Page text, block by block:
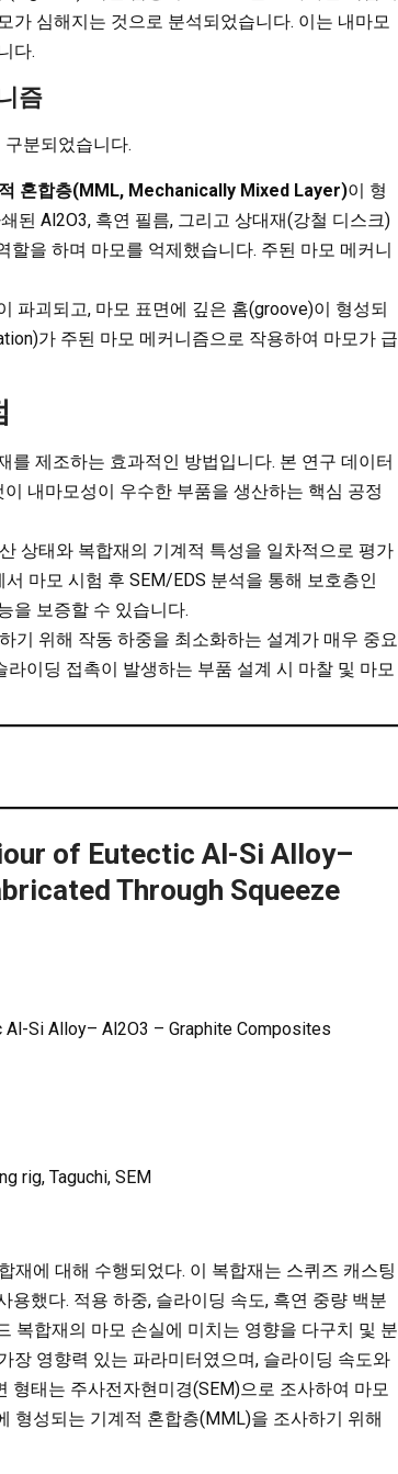
가 심해지는 것으로 분석되었습니다. 이는 내마모
다.
즘
분되었습니다.
혼합층(MML, Mechanically Mixed Layer)이 형
된 Al2O3, 흑연 필름, 그리고 상대재(강철 디스크)
을 하며 마모를 억제했습니다. 주된 마모 메커니
파괴되고, 마모 표면에 깊은 홈(groove)이 형성되
가 주된 마모 메커니즘으로 작용하여 마모가 급
를 제조하는 효과적인 방법입니다. 본 연구 데이터
내마모성이 우수한 부품을 생산하는 핵심 공정
상태와 복합재의 기계적 특성을 일차적으로 평가
마모 시험 후 SEM/EDS 분석을 통해 보호층인
을 보증할 수 있습니다.
기 위해 작동 하중을 최소화하는 설계가 매우 중요
이딩 접촉이 발생하는 부품 설계 시 마찰 및 마모
of Eutectic Al-Si Alloy–
Through Squeeze
Si Alloy– Al2O3 – Graphite Composites
rig, Taguchi, SEM
재에 대해 수행되었다. 이 복합재는 스퀴즈 캐스팅
했다. 적용 하중, 슬라이딩 속도, 흑연 중량 백분
복합재의 마모 손실에 미치는 영향을 다구치 및 분
장 영향력 있는 파라미터였으며, 슬라이딩 속도와
형태는 주사전자현미경(SEM)으로 조사하여 마모
형성되는 기계적 혼합층(MML)을 조사하기 위해